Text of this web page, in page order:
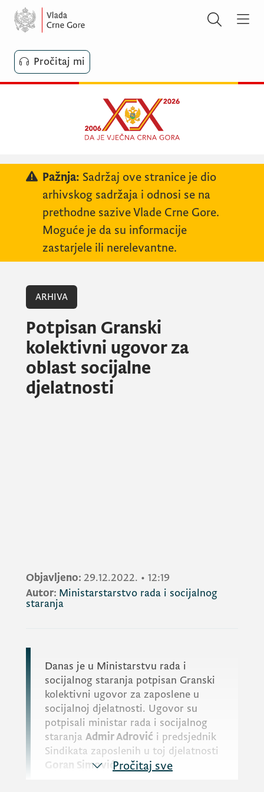
Pročitaj mi
Pažnja: Sadržaj ove stranice je dio
arhivskog sadržaja i odnosi se na
prethodne sazive Vlade Crne Gore.
Moguće je da su informacije
zastarjele ili nerelevantne.
ARHIVA
Potpisan Granski
kolektivni ugovor za
oblast socijalne
djelatnosti
Objavljeno: 29.12.2022. • 12:19
Autor: Ministarstarstvo rada i socijalnog
staranja
Danas je u Ministarstvu rada i
socijalnog staranja potpisan Granski
kolektivni ugovor za zaposlene u
socijalnoj djelatnosti. Ugovor su
potpisali ministar rada i socijalnog
staranja Admir Adrović i predsjednik
Sindikata zaposlenih u toj djelatnosti
Goran Simović.
Pročitaj sve